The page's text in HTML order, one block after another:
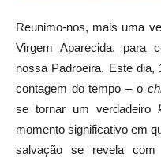
Reunimo-nos, mais uma
Virgem Aparecida, para
nossa Padroeira. Este
contagem do tempo – o
se tornar um verdadeiro
momento significativo em
salvação se revela com